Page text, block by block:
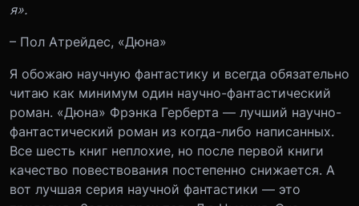
я».
– Пол Атрейдес, «Дюна»
Я обожаю научную фантастику и всегда обязательно
читаю как минимум один научно-фантастический
роман. «Дюна» Фрэнка Герберта — лучший научно-
фантастический роман из когда-либо написанных.
Все шесть книг неплохие, но после первой книги
качество повествования постепенно снижается. А
вот лучшая серия научной фантастики — это